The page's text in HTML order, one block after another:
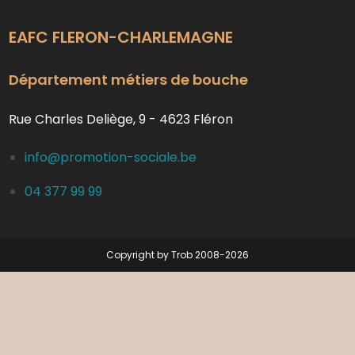
EAFC FLERON-CHARLEMAGNE
Département métiers de bouche
Rue Charles Deliège, 9 - 4623 Fléron
info@promotion-sociale.be
04 377 99 99
Copyright by Trob 2008-2026